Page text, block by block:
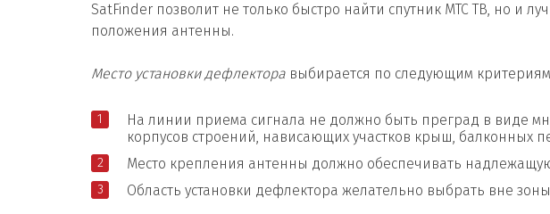
SatFinder позволит не только быстро найти спутник МТС ТВ, но и
положения антенны.
Место установки дефлектора выбирается по следующим
На линии приема сигнала не должно быть преград в виде
корпусов строений, нависающих участков крыш, балконных
Место крепления антенны должно обеспечивать
Область установки дефлектора желательно выбрать вне